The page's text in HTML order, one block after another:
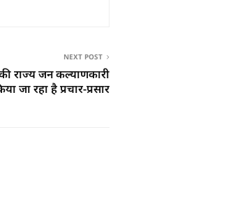
NEXT POST
राज्य जन कल्याणकारी
जा रहा है प्रचार-प्रसार